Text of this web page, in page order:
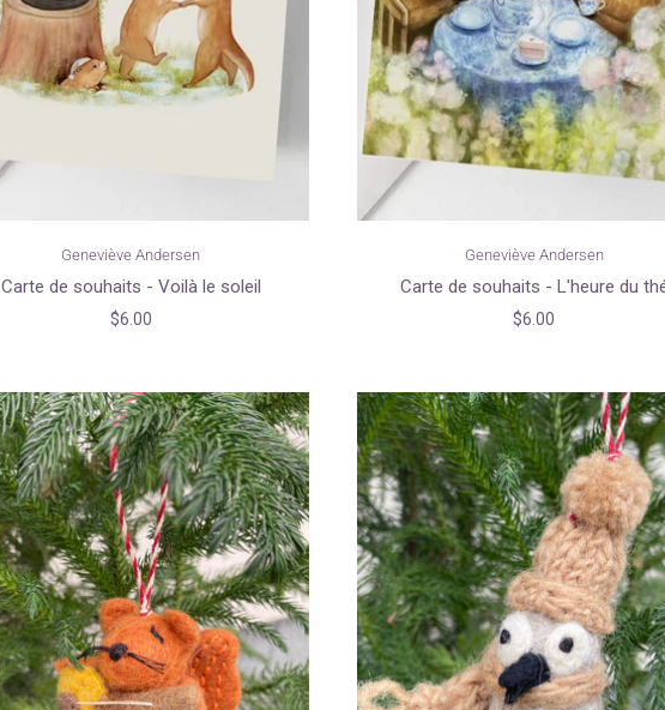
Geneviève Andersen
Carte de souhaits - Voilà le soleil
$6.00
Geneviève Andersen
Carte de souhaits - L'heure du
$6.00